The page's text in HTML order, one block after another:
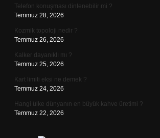
Telefon konuşması dinlenebilir mi ?
Temmuz 28, 2026
Kozmik topoloji nedir ?
Temmuz 26, 2026
Kalker dayanıklı mı ?
Temmuz 25, 2026
Kart limiti eksi ne demek ?
Temmuz 24, 2026
Hangi ülke dünyanın en büyük kahve üretimi ?
Temmuz 22, 2026